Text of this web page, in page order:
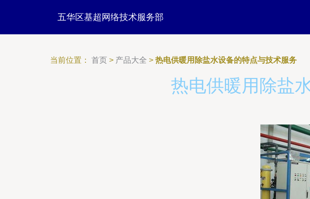
五华区基超网络技术服务部
当前位置： 首页 > 产品大全 > 热电供暖用除盐水设备的特点与技术服务
热电供暖用除盐